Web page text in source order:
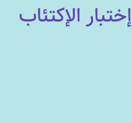
إختبار الإكتئاب